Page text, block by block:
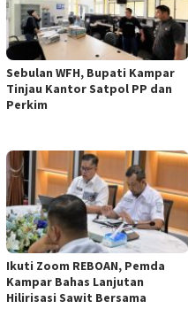
Sebulan WFH, Bupati Kampar
Tinjau Kantor Satpol PP dan
Perkim
Ikuti Zoom REBOAN, Pemda
Kampar Bahas Lanjutan
Hilirisasi Sawit Bersama